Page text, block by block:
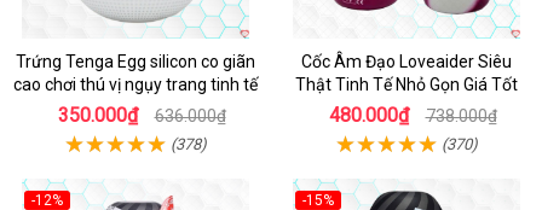
Trứng Tenga Egg silicon co giãn
cao chơi thú vị ngụy trang tinh tế
350.000₫ 636.000₫
(378)
Cốc Âm Đạo Loveaider Siêu
Thật Tinh Tế Nhỏ Gọn Giá Tốt
480.000₫ 738.000₫
(370)
-12%
-15%